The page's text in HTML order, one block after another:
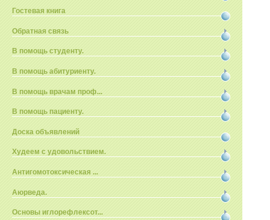
Гостевая книга
Обратная связь
В помощь студенту.
В помощь абитуриенту.
В помощь врачам проф...
В помощь пациенту.
Доска объявлений
Худеем с удовольствием.
Антигомотоксическая ...
Аюрведа.
Основы иглорефлексот...